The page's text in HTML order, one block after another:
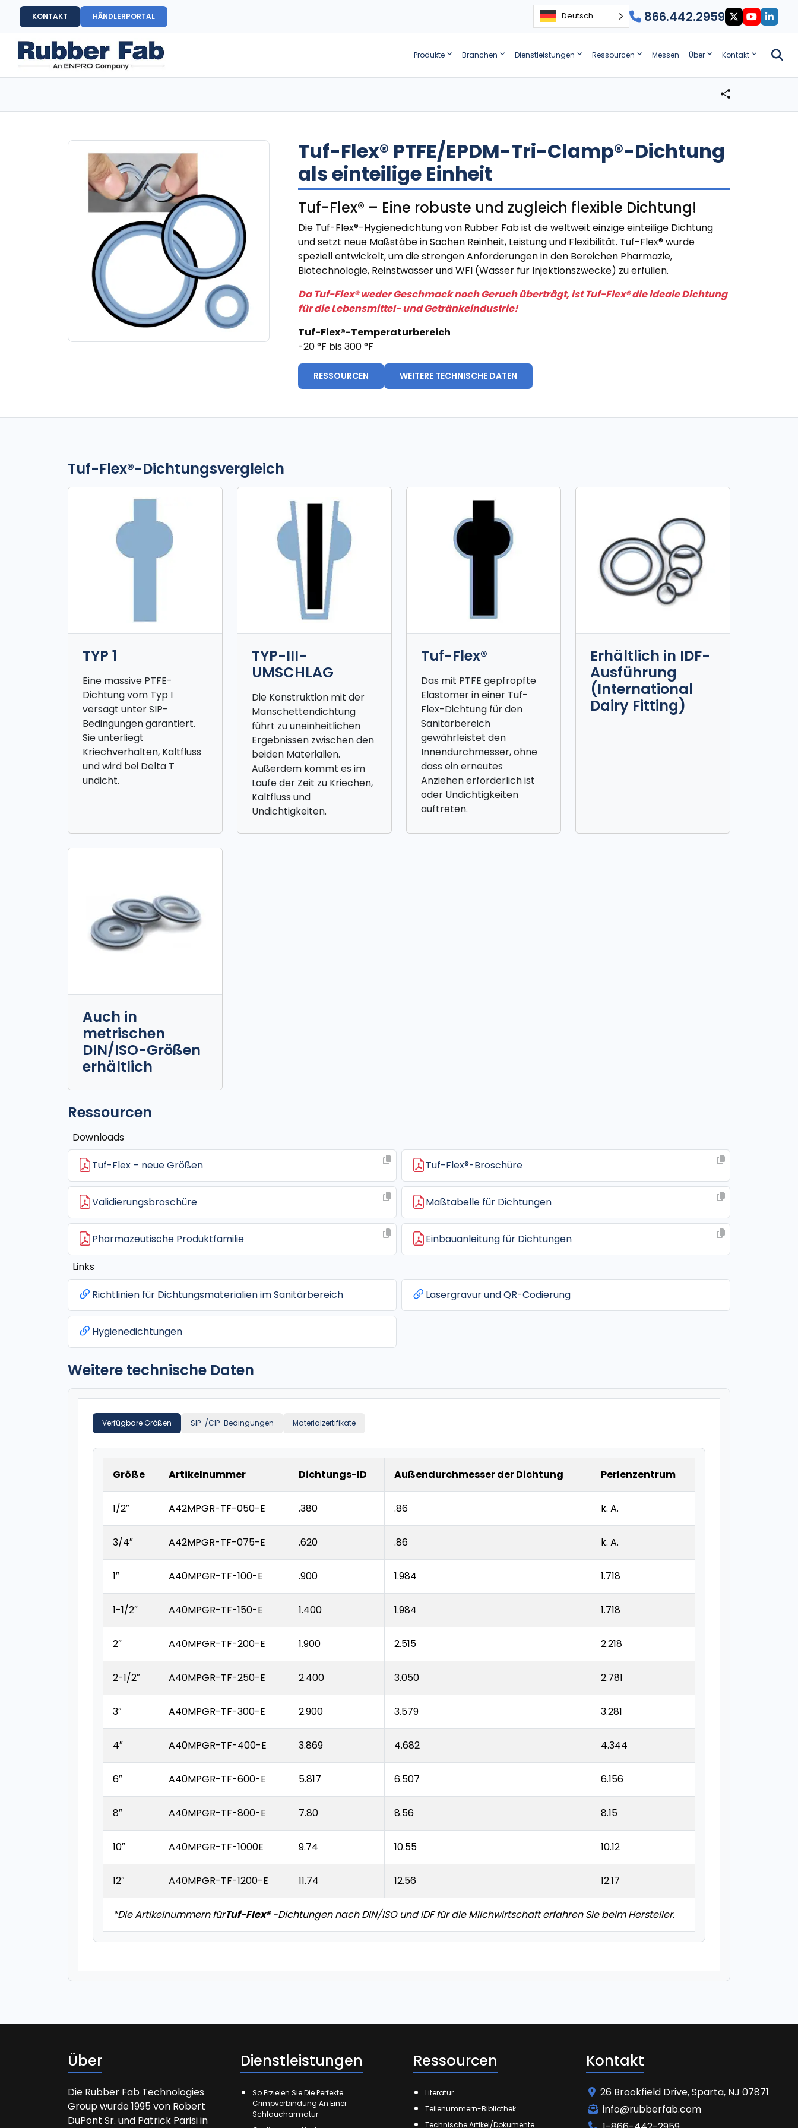
KONTAKT HÄNDLERPORTAL Deutsch 866.442.2959
Produkte Branchen Dienstleistungen Ressourcen Messen Über Kontakt
Tuf-Flex® PTFE/EPDM-Tri-Clamp®-Dichtung
als einteilige Einheit
Tuf-Flex® – Eine robuste und zugleich flexible Dichtung!
Die Tuf-Flex®-Hygienedichtung von Rubber Fab ist die weltweit einzige einteilige Dichtung
und setzt neue Maßstäbe in Sachen Reinheit, Leistung und Flexibilität. Tuf-Flex® wurde
speziell entwickelt, um die strengen Anforderungen in den Bereichen Pharmazie,
Biotechnologie, Reinstwasser und WFI (Wasser für Injektionszwecke) zu erfüllen.
Da Tuf-Flex® weder Geschmack noch Geruch überträgt, ist Tuf-Flex® die ideale Dichtung
für die Lebensmittel- und Getränkeindustrie!
Tuf-Flex®-Temperaturbereich
-20 °F bis 300 °F
RESSOURCEN WEITERE TECHNISCHE DATEN
Tuf-Flex®-Dichtungsvergleich
TYP 1
Eine massive PTFE-
Dichtung vom Typ I
versagt unter SIP-
Bedingungen garantiert.
Sie unterliegt
Kriechverhalten, Kaltfluss
und wird bei Delta T
undicht.
TYP-III-
UMSCHLAG
Die Konstruktion mit der
Manschettendichtung
führt zu uneinheitlichen
Ergebnissen zwischen den
beiden Materialien.
Außerdem kommt es im
Laufe der Zeit zu Kriechen,
Kaltfluss und
Undichtigkeiten.
Tuf-Flex®
Das mit PTFE gepfropfte
Elastomer in einer Tuf-
Flex-Dichtung für den
Sanitärbereich
gewährleistet den
Innendurchmesser, ohne
dass ein erneutes
Anziehen erforderlich ist
oder Undichtigkeiten
auftreten.
Erhältlich in IDF-
Ausführung
(International
Dairy Fitting)
Auch in
metrischen
DIN/ISO-Größen
erhältlich
Ressourcen
Downloads
Tuf-Flex – neue Größen Tuf-Flex®-Broschüre
Validierungsbroschüre Maßtabelle für Dichtungen
Pharmazeutische Produktfamilie Einbauanleitung für Dichtungen
Links
Richtlinien für Dichtungsmaterialien im Sanitärbereich Lasergravur und QR-Codierung
Hygienedichtungen
Weitere technische Daten
Verfügbare Größen SIP-/CIP-Bedingungen Materialzertifikate
Größe Artikelnummer Dichtungs-ID Außendurchmesser der Dichtung Perlenzentrum
1/2″ A42MPGR-TF-050-E .380 .86 k. A.
3/4″ A42MPGR-TF-075-E .620 .86 k. A.
1″ A40MPGR-TF-100-E .900 1.984 1.718
1-1/2″ A40MPGR-TF-150-E 1.400 1.984 1.718
2″ A40MPGR-TF-200-E 1.900 2.515 2.218
2-1/2″ A40MPGR-TF-250-E 2.400 3.050 2.781
3″ A40MPGR-TF-300-E 2.900 3.579 3.281
4″ A40MPGR-TF-400-E 3.869 4.682 4.344
6″ A40MPGR-TF-600-E 5.817 6.507 6.156
8″ A40MPGR-TF-800-E 7.80 8.56 8.15
10″ A40MPGR-TF-1000E 9.74 10.55 10.12
12″ A40MPGR-TF-1200-E 11.74 12.56 12.17
*Die Artikelnummern fürTuf-Flex®-Dichtungen nach DIN/ISO und IDF für die Milchwirtschaft erfahren Sie beim Hersteller.
Über
Die Rubber Fab Technologies
Group wurde 1995 von Robert
DuPont Sr. und Patrick Parisi in
Dienstleistungen
So Erzielen Sie Die Perfekte
Crimpverbindung An Einer
Schlaucharmatur
Ressourcen
Literatur
Teilenummern-Bibliothek
Technische Artikel/Dokumente
Kontakt
26 Brookfield Drive, Sparta, NJ 07871
info@rubberfab.com